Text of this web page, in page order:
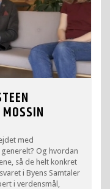
med
Og hvordan
så de helt konkret
i Byens Samtaler
i verdensmål,